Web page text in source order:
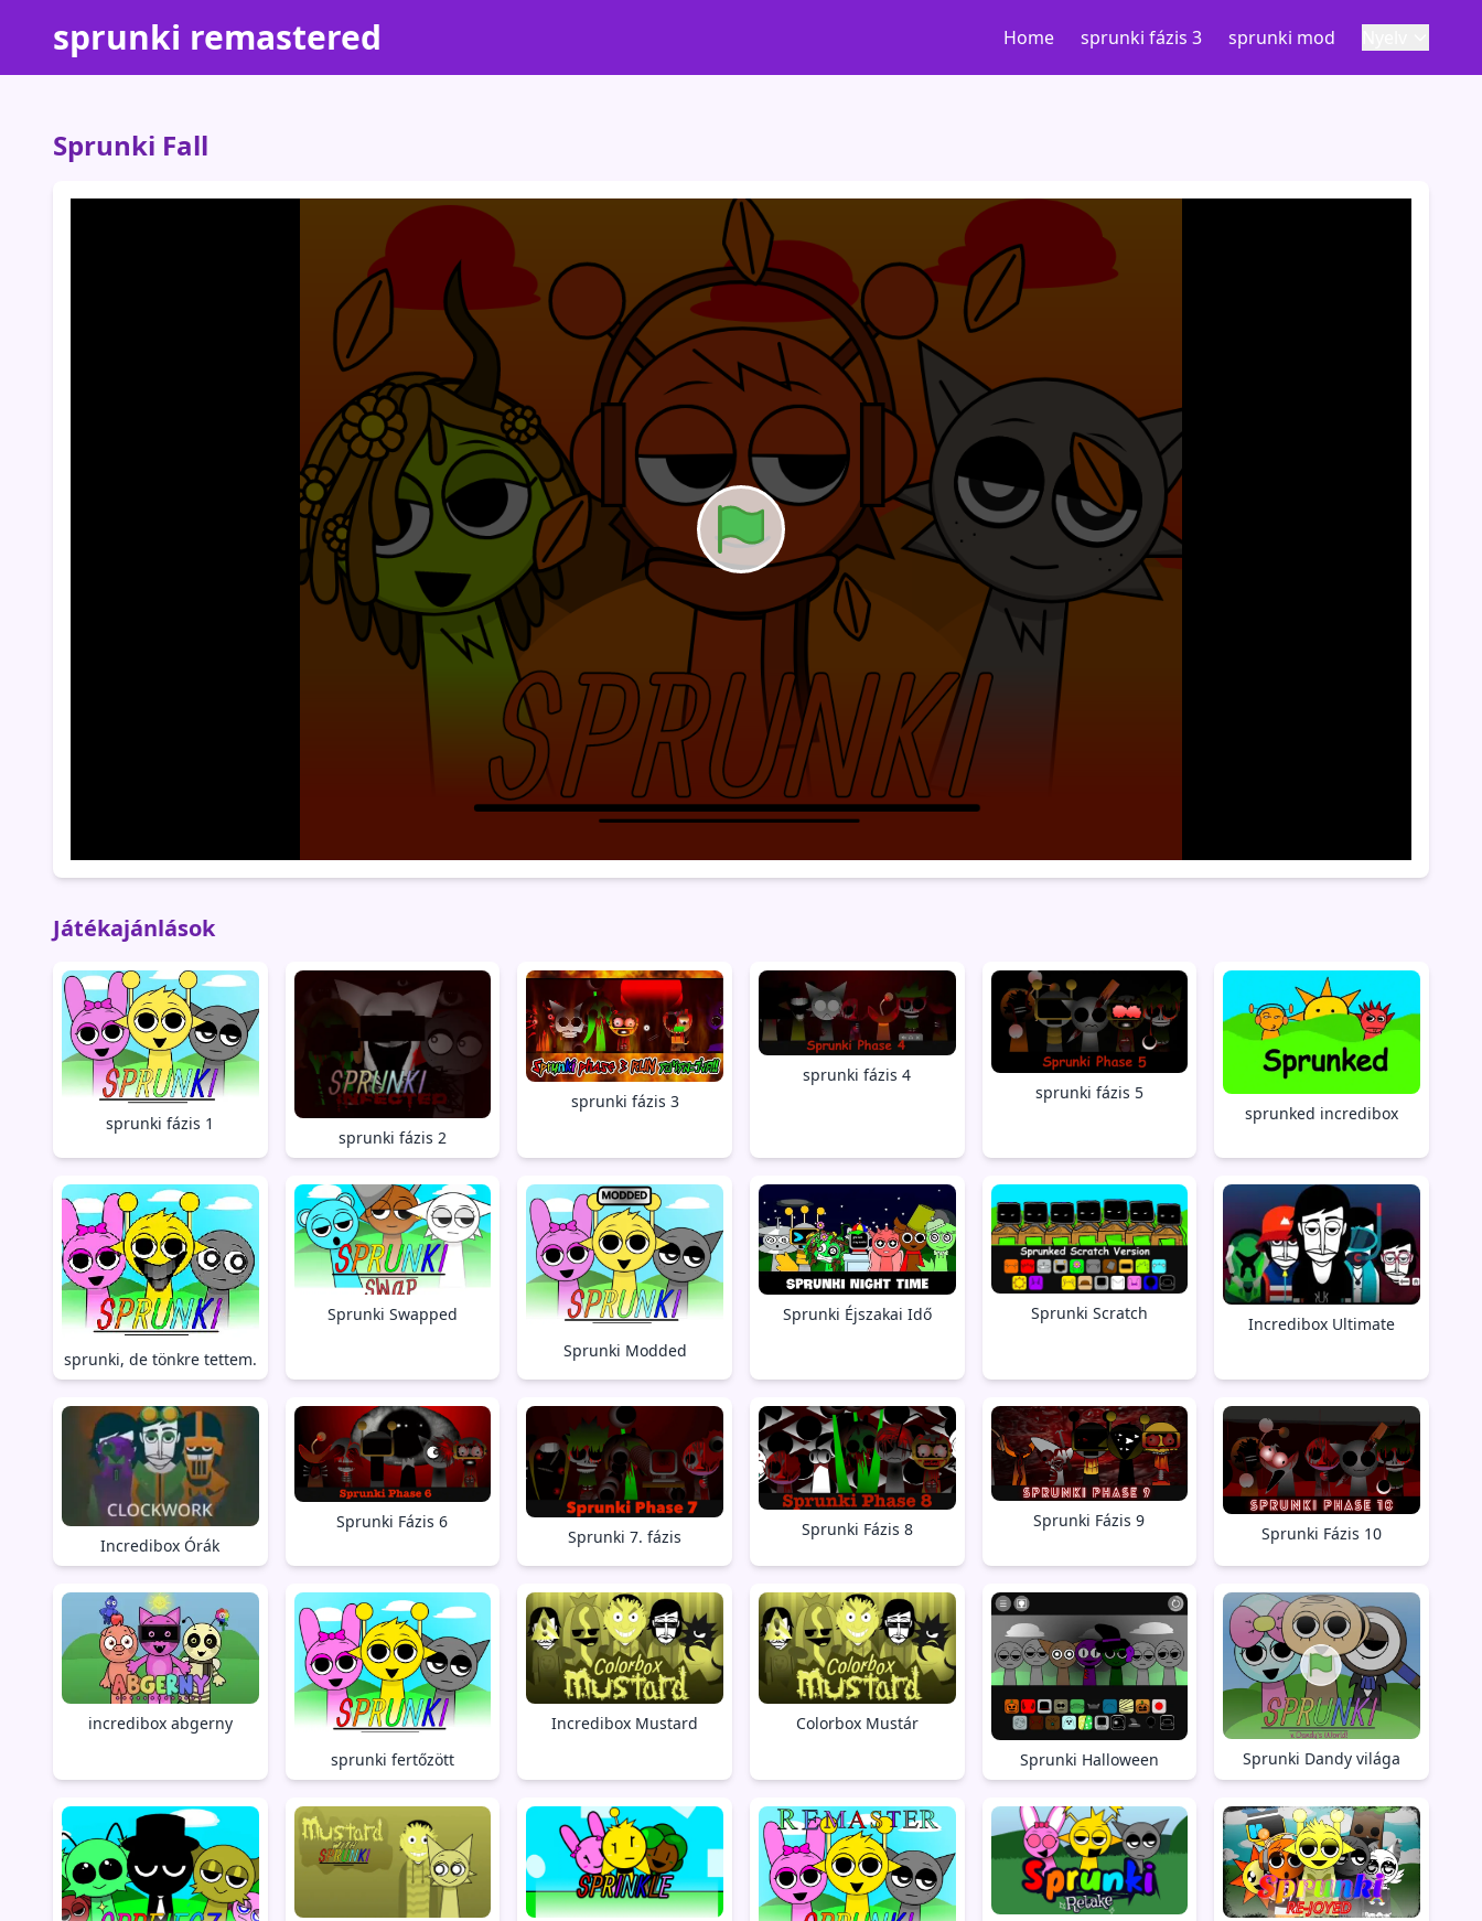
sprunki remastered Home sprunki fázis 3 sprunki mod
Sprunki Fall
Játékajánlások
sprunki fázis 1
sprunki fázis 2
sprunki fázis 3
sprunki fázis 4
sprunki fázis 5
sprunked incredibox
sprunki, de tönkre tettem.
Sprunki Swapped
Sprunki Modded
Sprunki Éjszakai Idő Sprunki Scratch
Incredibox Ultimate
Incredibox Órák
Sprunki Fázis 6
Sprunki 7. fázis Sprunki Fázis 8 Sprunki Fázis 9
Sprunki Fázis 10
incredibox abgerny
sprunki fertőzött
Incredibox Mustard
Colorbox Mustár
Sprunki Halloween
Sprunki Dandy világa